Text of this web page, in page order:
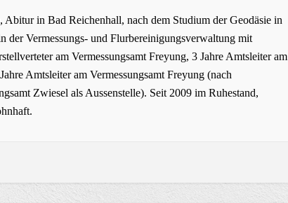
Abitur in Bad Reichenhall, nach dem Studium der Geodäsie in
der Vermessungs- und Flurbereinigungsverwaltung mit
am Vermessungsamt Freyung, 3 Jahre Amtsleiter am
Amtsleiter am Vermessungsamt Freyung (nach
Zwiesel als Aussenstelle). Seit 2009 im Ruhestand,